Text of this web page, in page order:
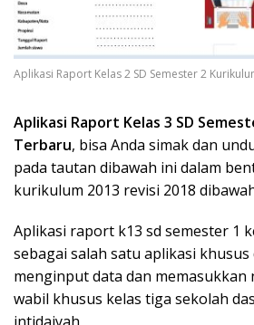
Aplikasi Raport Kelas 2 SD Semester 2
Aplikasi Raport Kelas 3 SD
Terbaru, bisa Anda simak dan
pada tautan dibawah ini dalam
kurikulum 2013 revisi 2018
Aplikasi raport k13 sd semester 1
sebagai salah satu aplikasi
menginput data dan memasukkan
wabil khusus kelas tiga sekolah